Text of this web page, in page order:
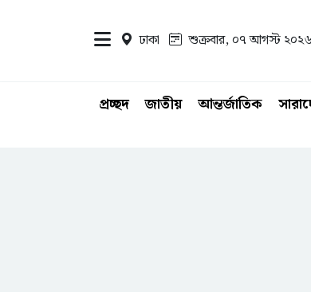
ঢাকা শুক্রবার, ০৭ আগস্ট ২০২৬
প্রচ্ছদ জাতীয় আন্তর্জাতিক